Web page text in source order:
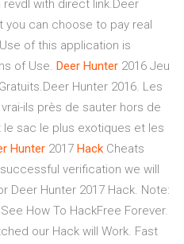
revdl with direct link.Deer
you can choose to pay real
of this application is
of Use. Deer Hunter 2016 Jeu
Hunter 2016. Les
ils près de sauter hors de
le sac le plus exotiques et les
Hunter 2017 Hack Cheats
verification we will
Hunter 2017 Hack. Note:
How To HackFree Forever.
our Hack will Work. Fast